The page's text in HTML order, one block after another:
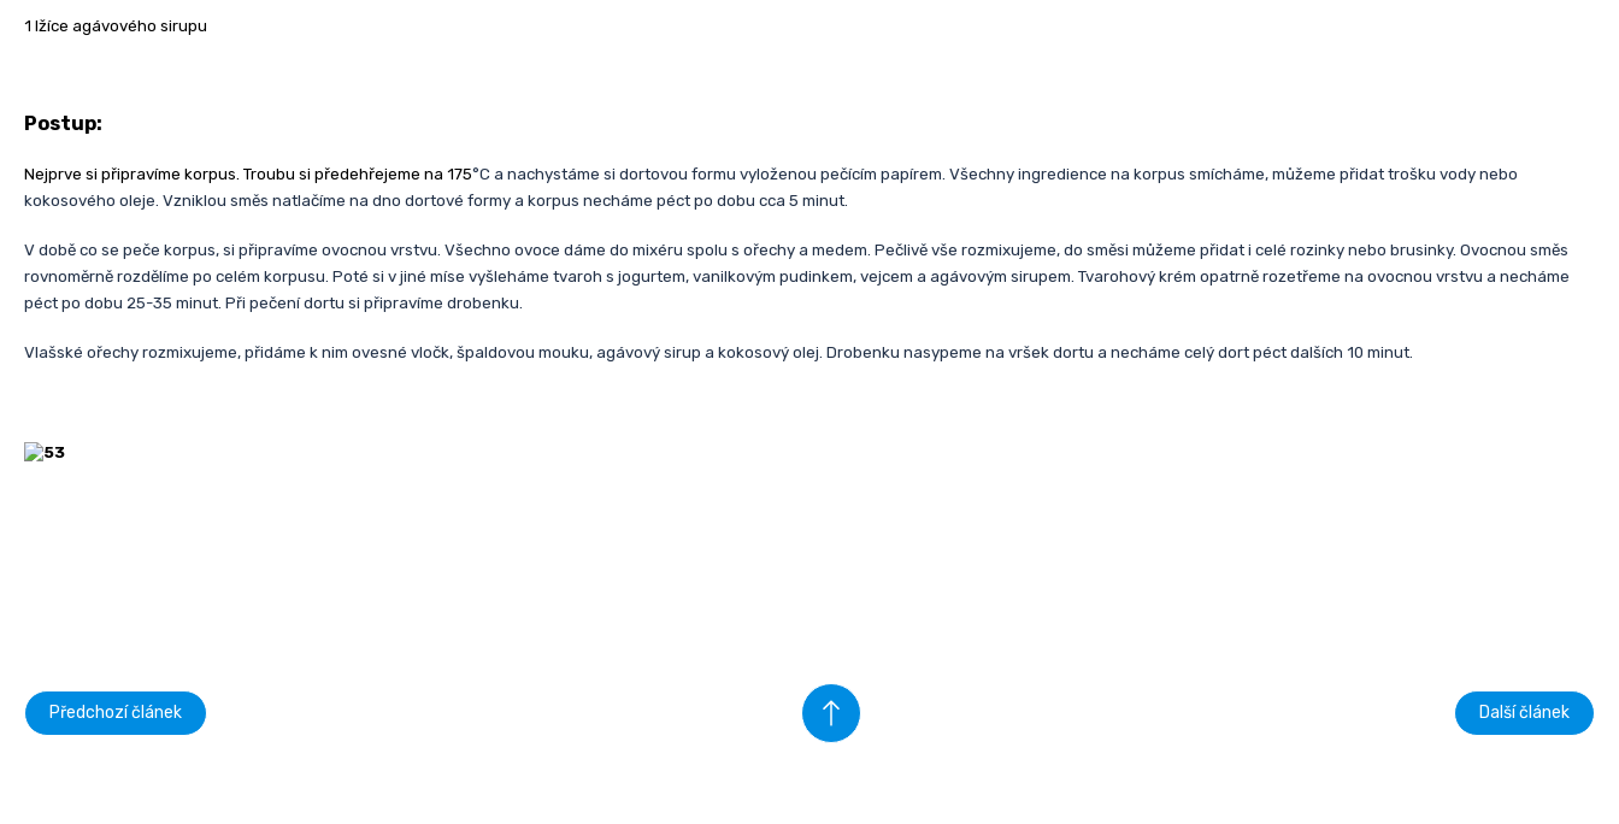
1 lžíce agávového sirupu
Postup:
Nejprve si připravíme korpus. Troubu si předehřejeme na 175°C a nachystáme si dortovou formu vyloženou pečícím papírem. Všechny ingredience na korpus smícháme, můžeme přidat trošku vody nebo
kokosového oleje. Vzniklou směs natlačíme na dno dortové formy a korpus necháme péct po dobu cca 5 minut.
V době co se peče korpus, si připravíme ovocnou vrstvu. Všechno ovoce dáme do mixéru spolu s ořechy a medem. Pečlivě vše rozmixujeme, do směsi můžeme přidat i celé rozinky nebo brusinky. Ovocnou směs
rovnoměrně rozdělíme po celém korpusu. Poté si v jiné míse vyšleháme tvaroh s jogurtem, vanilkovým pudinkem, vejcem a agávovým sirupem. Tvarohový krém opatrně rozetřeme na ovocnou vrstvu a necháme
péct po dobu 25-35 minut. Při pečení dortu si připravíme drobenku.
Vlašské ořechy rozmixujeme, přidáme k nim ovesné vločk, špaldovou mouku, agávový sirup a kokosový olej. Drobenku nasypeme na vršek dortu a necháme celý dort péct dalších 10 minut.
Předchozí článek Další článek